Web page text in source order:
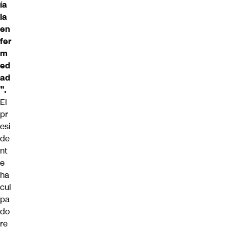
ía
la
en
fer
m
ed
ad
”.
El
pr
esi
de
nt
e
ha
cul
pa
do
re